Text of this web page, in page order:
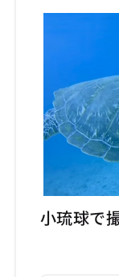
小琉球で